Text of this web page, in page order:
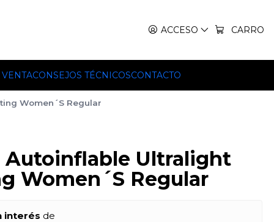
ACCESO CARRO
CONSEJOS TÉCNICOSCONTACTO
Women´S Regular
Autoinflable Ultralight
Women´S Regular
interés de